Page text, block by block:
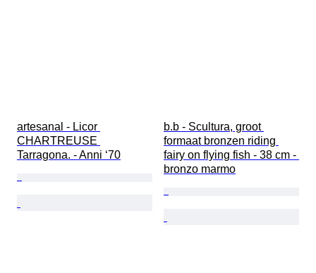
artesanal - Licor
CHARTREUSE
Tarragona. - Anni ‘70
b.b - Scultura, groot
formaat bronzen riding
fairy on flying fish - 38 cm -
bronzo marmo